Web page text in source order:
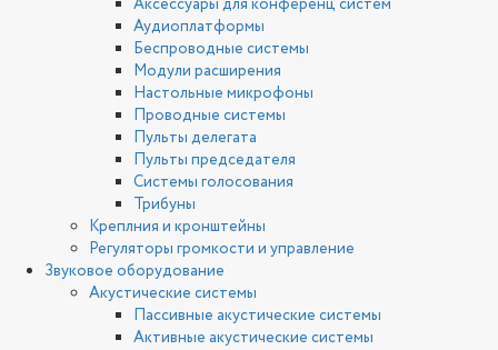
Аксессуары для конференц систем
Аудиоплатформы
Беспроводные системы
Модули расширения
Настольные микрофоны
Проводные системы
Пульты делегата
Пульты председателя
Системы голосования
Трибуны
Креплния и кронштейны
Регуляторы громкости и управление
Звуковое оборудование
Акустические системы
Пассивные акустические системы
Активные акустические системы